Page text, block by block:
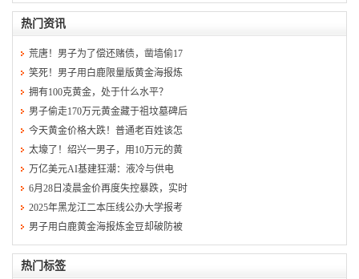
热门资讯
荒唐！男子为了偿还赌债，凿墙偷17
笑死！男子用白鹿限量版黄金海报炼
拥有100克黄金，处于什么水平？
男子偷走170万元黄金藏于祖坟墓碑后
今天黄金价格大跌！普通老百姓该怎
太壕了！绍兴一男子，用10万元的黄
万亿美元AI基建狂潮：液冷与供电
6月28日凌晨金价再度失控暴跌，实时
2025年黑龙江二本压线公办大学报考
男子用白鹿黄金海报炼金豆却破防被
热门标签